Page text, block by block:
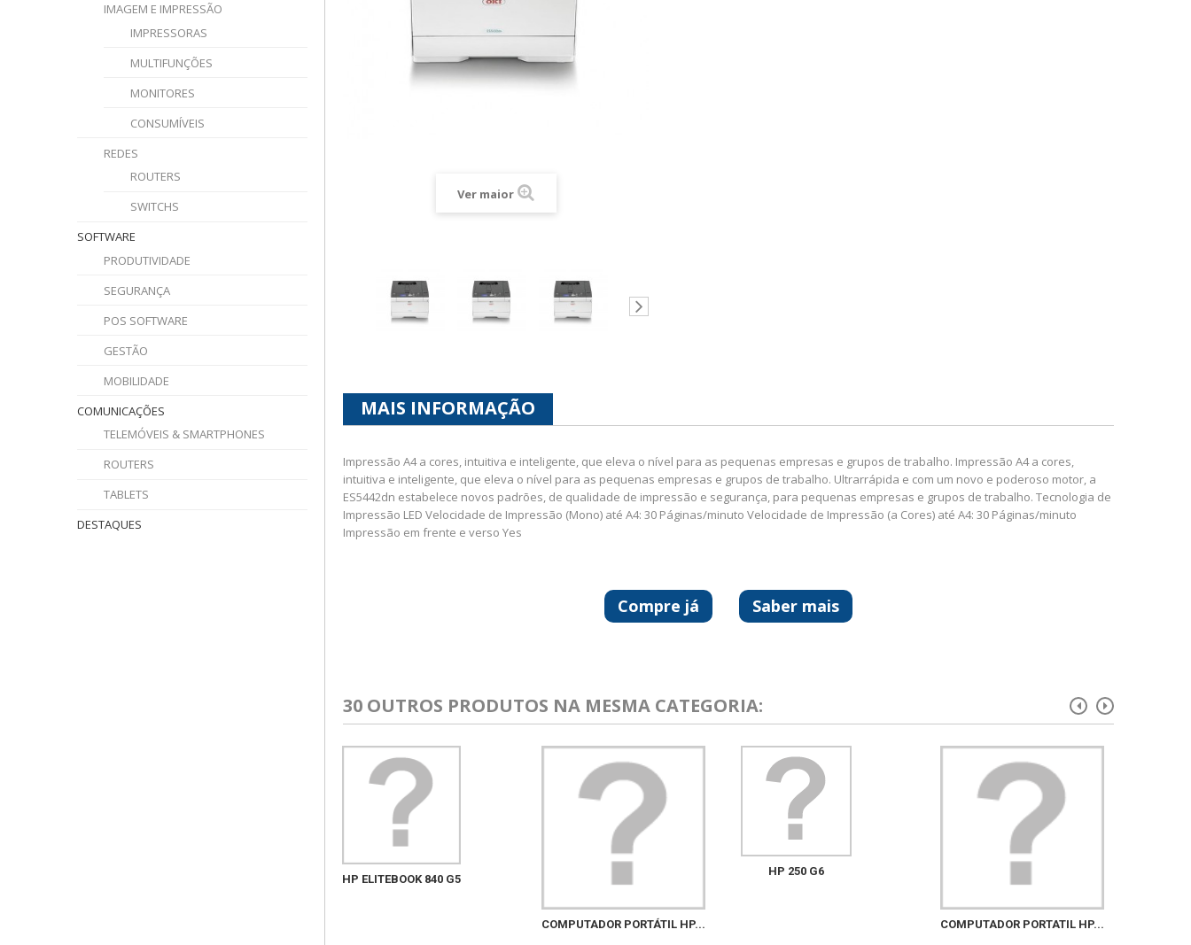
IMAGEM E IMPRESSÃO
IMPRESSORAS
MULTIFUNÇÕES
MONITORES
CONSUMÍVEIS
REDES
ROUTERS
SWITCHS
SOFTWARE
PRODUTIVIDADE
SEGURANÇA
POS SOFTWARE
GESTÃO
MOBILIDADE
COMUNICAÇÕES
TELEMÓVEIS & SMARTPHONES
ROUTERS
TABLETS
DESTAQUES
Ver maior
MAIS INFORMAÇÃO
Impressão A4 a cores, intuitiva e inteligente, que eleva o nível para as pequenas empresas e grupos de trabalho. Impressão A4 a cores,
intuitiva e inteligente, que eleva o nível para as pequenas empresas e grupos de trabalho. Ultrarrápida e com um novo e poderoso motor, a
ES5442dn estabelece novos padrões, de qualidade de impressão e segurança, para pequenas empresas e grupos de trabalho. Tecnologia de
Impressão LED Velocidade de Impressão (Mono) até A4: 30 Páginas/minuto Velocidade de Impressão (a Cores) até A4: 30 Páginas/minuto
Impressão em frente e verso Yes
Saber mais
Compre já
30 OUTROS PRODUTOS NA MESMA CATEGORIA:
HP ELITEBOOK 840 G5
COMPUTADOR PORTÁTIL HP...
HP 250 G6
COMPUTADOR PORTATIL HP...